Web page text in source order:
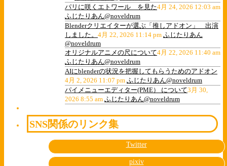
パリに咲くエトワール を見た4月 24, 2026 12:03 am
ふじたりあん@noveldrum
Blenderクリエイターが選ぶ「推しアドオン」 出演
しました。 4月 22, 2026 11:14 pm ふじたりあん
@noveldrum
オリジナルアニメの尺について4月 22, 2026 11:40 am
ふじたりあん@noveldrum
AIにblenderの状況を把握してもらうためのアドオン
4月 2, 2026 11:07 pm ふじたりあん@noveldrum
パイメニューエディター(PME） について3月 30,
2026 8:55 am ふじたりあん@noveldrum
SNS関係のリンク集
Twitter
pixiv